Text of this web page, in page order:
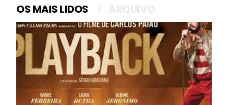
OS MAIS LIDOS